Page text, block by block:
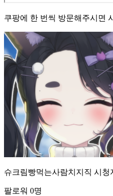
쿠팡에 한 번씩 방문해주시면
슈크림빵먹는사람치지직 시청
팔로워 0명